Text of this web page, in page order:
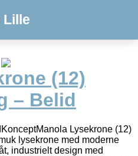
Lille
(12)
– Belid
Lysekrone (12)
lysekrone med moderne
industrielt design med